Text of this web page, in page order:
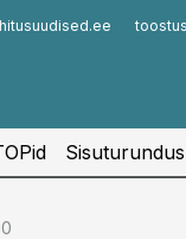
Sisuturundus